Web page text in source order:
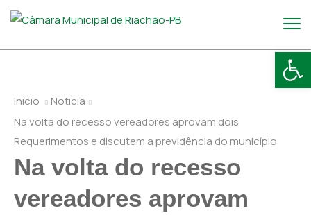
Inicio
Noticia
Na volta do recesso vereadores aprovam dois
Requerimentos e discutem a previdência do município
Na volta do recesso
vereadores aprovam